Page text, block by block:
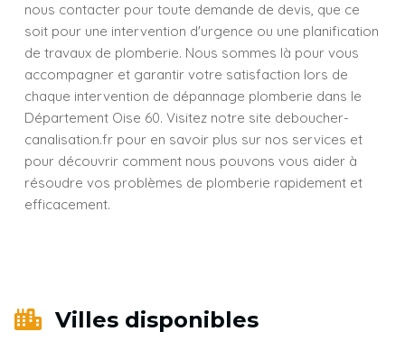
nous contacter pour toute demande de devis, que ce
soit pour une intervention d'urgence ou une planification
de travaux de plomberie. Nous sommes là pour vous
accompagner et garantir votre satisfaction lors de
chaque intervention de dépannage plomberie dans le
Département Oise 60. Visitez notre site deboucher-
canalisation.fr pour en savoir plus sur nos services et
pour découvrir comment nous pouvons vous aider à
résoudre vos problèmes de plomberie rapidement et
efficacement.
Villes disponibles